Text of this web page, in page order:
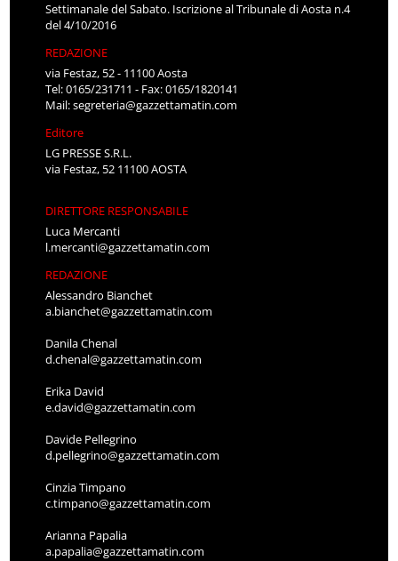
Settimanale del Sabato. Iscrizione al Tribunale di Aosta n.4
del 4/10/2016
REDAZIONE
via Festaz, 52 - 11100 Aosta
Tel: 0165/231711 - Fax: 0165/1820141
Mail:segreteria@gazzettamatin.com
Editore
LG PRESSE S.R.L.
via Festaz, 52 11100 AOSTA
DIRETTORE RESPONSABILE
Luca Mercanti
l.mercanti@gazzettamatin.com
REDAZIONE
Alessandro Bianchet
a.bianchet@gazzettamatin.com
Danila Chenal
d.chenal@gazzettamatin.com
Erika David
e.david@gazzettamatin.com
Davide Pellegrino
d.pellegrino@gazzettamatin.com
Cinzia Timpano
c.timpano@gazzettamatin.com
Arianna Papalia
a.papalia@gazzettamatin.com